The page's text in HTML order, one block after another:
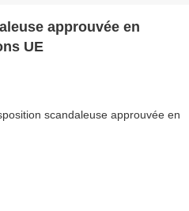
approuvée en
UE